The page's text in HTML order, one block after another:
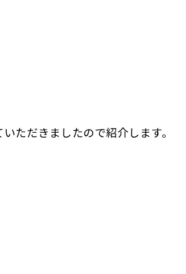
ただきましたので紹介します。